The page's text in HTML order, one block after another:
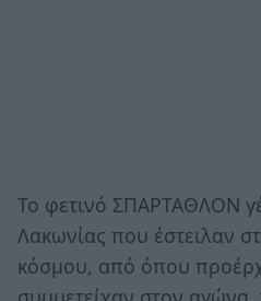
Το φετινό ΣΠΑΡΤΑΘΛΟΝ
Λακωνίας που έστειλαν
κόσμου, από όπου